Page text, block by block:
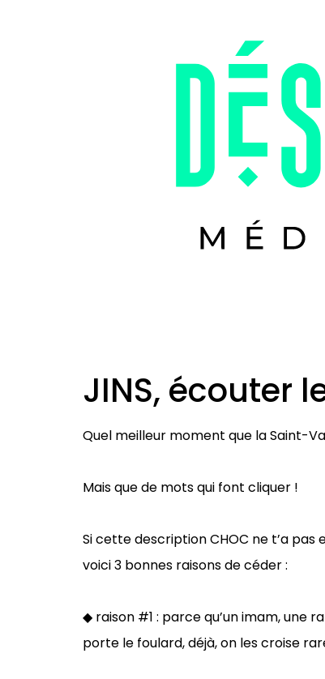
JINS, écouter
Quel meilleur moment que la Saint-
Mais que de mots qui font cliquer !
Si cette description CHOC ne t’a
voici 3 bonnes raisons de céder :
◆ raison #1 : parce qu’un imam, une
porte le foulard, déjà, on les croise